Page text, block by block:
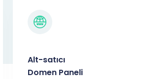
Alt-satıcı
Domen Paneli